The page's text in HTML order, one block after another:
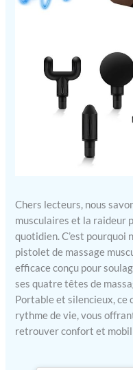
Chers lecteurs, nous
musculaires et la raideur
quotidien. C’est pourquoi
pistolet de massage
efficace conçu pour
ses quatre têtes de
Portable et silencieux, ce
rythme de vie, vous
retrouver confort et